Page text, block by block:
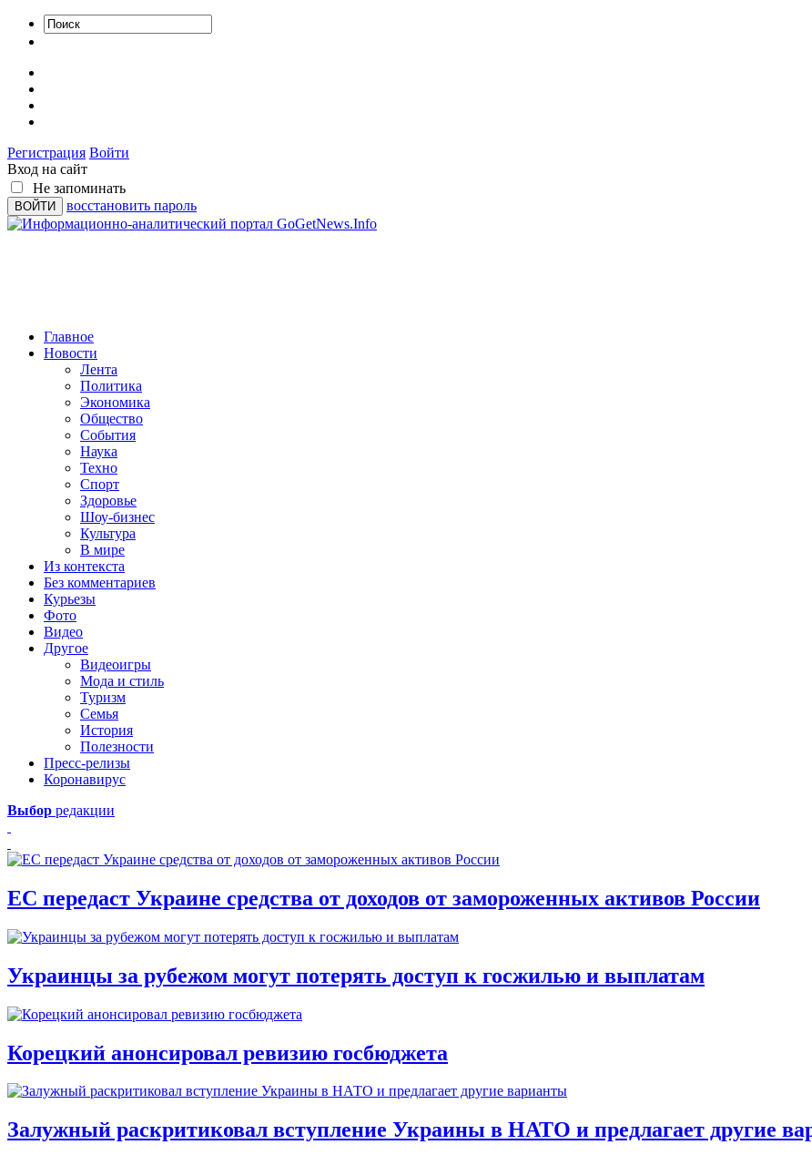
Регистрация Войти
Вход на сайт
Не запоминать
восстановить пароль
Главное
Новости
Лента
Политика
Экономика
Общество
События
Наука
Техно
Спорт
Здоровье
Шоу-бизнес
Культура
В мире
Из контекста
Без комментариев
Курьезы
Фото
Видео
Другое
Видеоигры
Мода и стиль
Туризм
Семья
История
Полезности
Пресс-релизы
Коронавирус
Выбор редакции
ЕС передаст Украине средства от доходов от замороженных активов России
Украинцы за рубежом могут потерять доступ к госжилью и выплатам
Корецкий анонсировал ревизию госбюджета
Залужный раскритиковал вступление Украины в НАТО и предлагает другие